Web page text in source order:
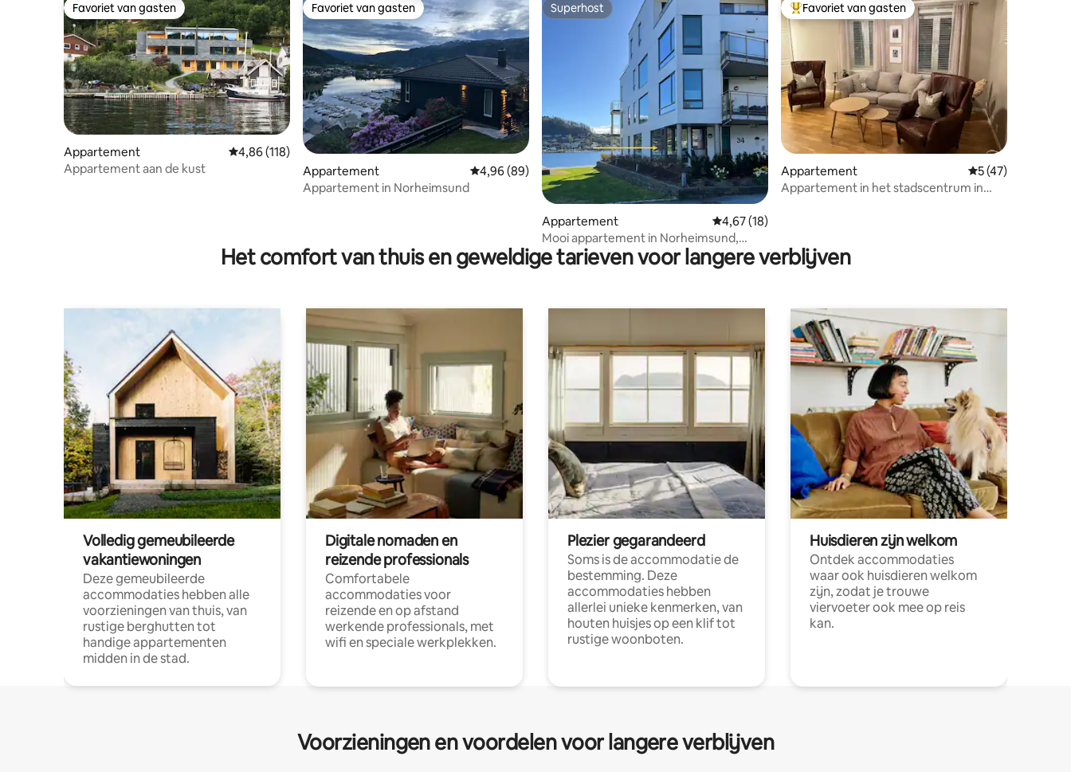
Favoriet van gasten
Favoriet van gasten
Appartement Gemiddelde beoordeling van 4,86 op 5, 118 recensies
4,86 (118)
Appartement aan de kust
Favoriet van gasten
Favoriet van gasten
Appartement Gemiddelde beoordeling van 4,96 op 5, 89 recensies
4,96 (89)
Appartement in Norheimsund
Superhost
Superhost
Appartement Gemiddelde beoordeling van 4,67 op 5, 18 recensies
4,67 (18)
Mooi appartement in Norheimsund,
Hardanger Brygge.
Topfavoriet van gasten
Favoriet van gasten
Appartement Gemiddelde
5 (47)
Appartement in het stadscentrum in
Het comfort van thuis en geweldige tarieven voor langere verblijven
Volledig gemeubileerde
vakantiewoningen
Deze gemeubileerde
accommodaties hebben alle
voorzieningen van thuis, van
rustige berghutten tot
handige appartementen
midden in de stad.
Digitale nomaden en
reizende professionals
Comfortabele
accommodaties voor
reizende en op afstand
werkende professionals, met
wifi en speciale werkplekken.
Plezier gegarandeerd
Soms is de accommodatie de
bestemming. Deze
accommodaties hebben
allerlei unieke kenmerken, van
houten huisjes op een klif tot
rustige woonboten.
Huisdieren zijn welkom
Ontdek accommodaties
waar ook huisdieren welkom
zijn, zodat je trouwe
viervoeter ook mee op reis
kan.
Voorzieningen en voordelen voor langere verblijven